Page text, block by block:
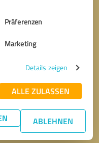
Präferenzen
Marketing
Details zeigen
ALLE ZULASSEN
ABLEHNEN
* Erforderliche Angaben